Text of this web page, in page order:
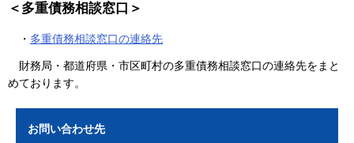
＜多重債務相談窓口＞
・ 多重債務相談窓口の連絡先
財務局・都道府県・市区町村の多重債務相談窓口の連絡先をまと
めております。
お問い合わせ先